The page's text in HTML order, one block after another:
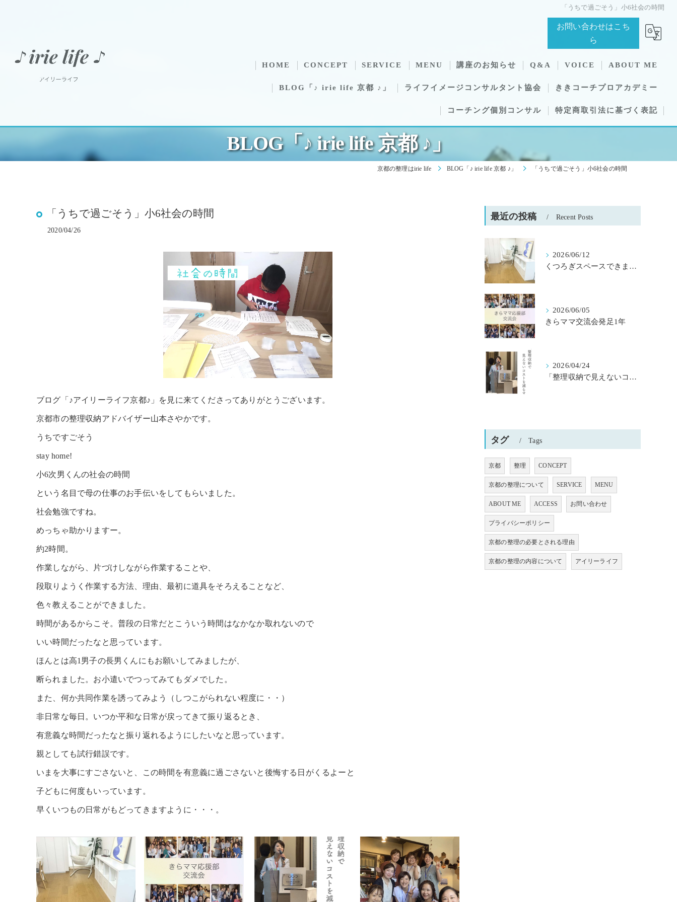
「うちで過ごそう」小6社会の時間
お問い合わせはこち
ら
HOME CONCEPT SERVICE MENU 講座のお知らせ Q&A VOICE ABOUT ME
BLOG「♪ irie life 京都 ♪」 ライフイメージコンサルタント協会 ききコーチプロアカデミー
コーチング個別コンサル 特定商取引法に基づく表記
BLOG「♪ irie life 京都 ♪」
京都の整理はirie life BLOG「♪ irie life 京都 ♪」 「うちで過ごそう」小6社会の時間
「うちで過ごそう」小6社会の時間
2020/04/26
ブログ「♪アイリーライフ京都♪」を見に来てくださってありがとうございます。
京都市の整理収納アドバイザー山本さやかです。
うちですごそう
stay home!
小6次男くんの社会の時間
という名目で母の仕事のお手伝いをしてもらいました。
社会勉強ですね。
めっちゃ助かりますー。
約2時間。
作業しながら、片づけしながら作業することや、
段取りようく作業する方法、理由、最初に道具をそろえることなど、
色々教えることができました。
時間があるからこそ。普段の日常だとこういう時間はなかなか取れないので
いい時間だったなと思っています。
ほんとは高1男子の長男くんにもお願いしてみましたが、
断られました。お小遣いでつってみてもダメでした。
また、何か共同作業を誘ってみよう（しつこがられない程度に・・）
非日常な毎日。いつか平和な日常が戻ってきて振り返るとき、
有意義な時間だったなと振り返れるようにしたいなと思っています。
親としても試行錯誤です。
いまを大事にすごさないと、この時間を有意義に過ごさないと後悔する日がくるよーと
子どもに何度もいっています。
早くいつもの日常がもどってきますように・・・。
最近の投稿 Recent Posts
2026/06/12
くつろぎスペースできました
2026/06/05
きらママ交流会発足1年
2026/04/24
「整理収納で見えないコストを減らす」京都桂川ロータリークラブ様主催
タグ Tags
京都 整理 CONCEPT
京都の整理について SERVICE MENU
ABOUT ME ACCESS お問い合わせ
プライバシーポリシー
京都の整理の必要とされる理由
京都の整理の内容について アイリーライフ